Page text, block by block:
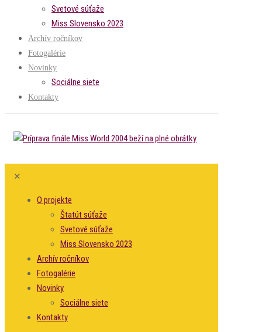
Svetové súťaže
Miss Slovensko 2023
Archív ročníkov
Fotogalérie
Novinky
Sociálne siete
Kontakty
✕
O projekte
Štatút súťaže
Svetové súťaže
Miss Slovensko 2023
Archív ročníkov
Fotogalérie
Novinky
Sociálne siete
Kontakty